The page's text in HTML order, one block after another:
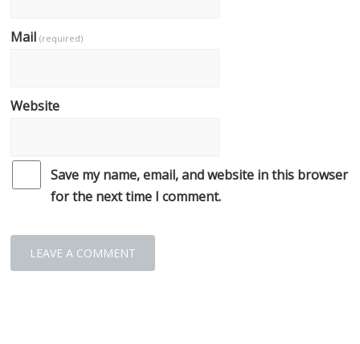
Mail(required)
Website
Save my name, email, and website in this browser
for the next time I comment.